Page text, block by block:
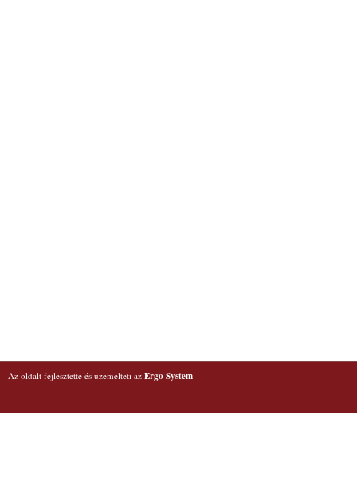
Az oldalt fejlesztette és üzemelteti az Ergo System